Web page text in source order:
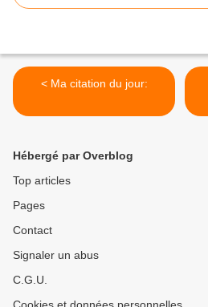
< Ma citation du jour:
Hébergé par Overblog
Top articles
Pages
Contact
Signaler un abus
C.G.U.